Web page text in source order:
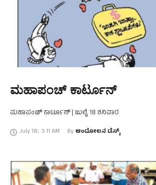
ಮಹಾಪಂಚ್‌ ಕಾರ್ಟೂನ್‌
ಮಹಾಪಂಚ್‌ ಕಾರ್ಟೂನ್‌ | ಜುಲೈ 18 ಶನಿವಾರ
July 18, 3:11 AM By ಆಂದೋಲನ ಡೆಸ್ಕ್